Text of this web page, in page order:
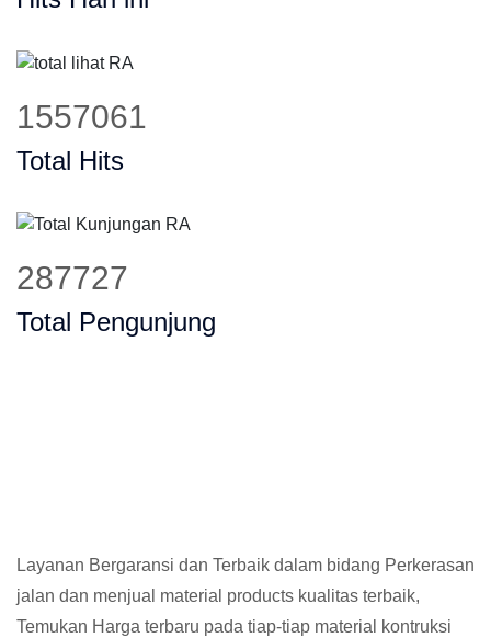
1943399
Total Hits
359118
Total Pengunjung
Layanan Bergaransi dan Terbaik dalam bidang Perkerasan
jalan dan menjual material products kualitas terbaik,
Temukan Harga terbaru pada tiap-tiap material kontruksi